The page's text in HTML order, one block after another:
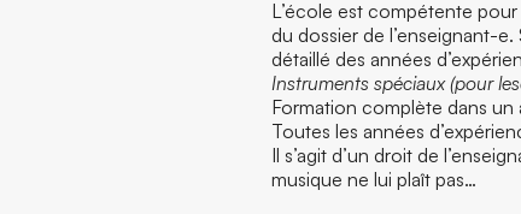
L’école est compétente
du dossier de l’enseignant-
détaillé des années
Instruments spéciaux (pour
Formation complète dans un
Toutes les années
Il s’agit d’un droit de
musique ne lui plaît pas…